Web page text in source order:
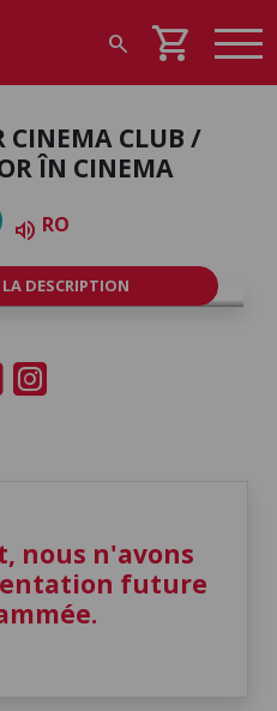
search shopping_cart
CINEMA CLUB /
ÎN CINEMA
volume_up RO
DESCRIPTION
nous n'avons
future